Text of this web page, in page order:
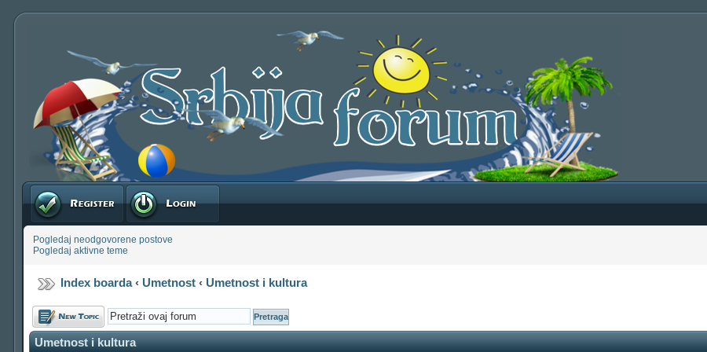
Registruj se Prijavite se
Pogledaj neodgovorene postove
Pogledaj aktivne teme
Index boarda‹ Umetnost ‹ Umetnost i kultura
Počni novu temu
Umetnost i kultura